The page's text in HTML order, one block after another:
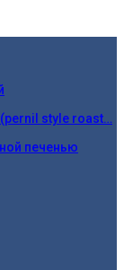
(pernil style roast…
печенью